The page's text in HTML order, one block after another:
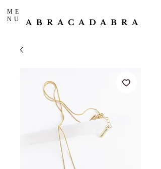
ME
NU
ABRACADABRA